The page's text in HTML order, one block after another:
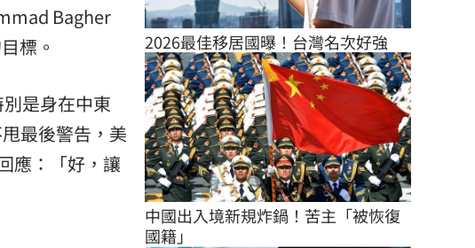
Bagher
標。
是身在中東
最後警告，美
應：「好，讓
2026最佳移居國曝！台灣名次好強
中國出入境新規炸鍋！苦主「被恢復
國籍」